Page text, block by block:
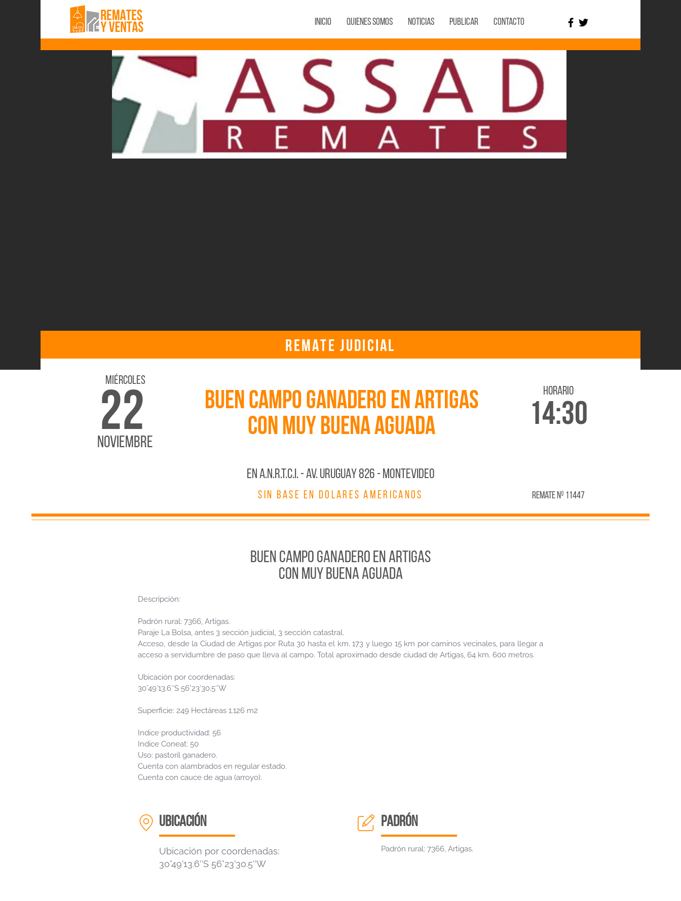
Inicio Quienes Somos Noticias Publicar Contacto
REMATE JUDICIAL
NOVIEMBRE
22
Miércoles
BUEN CAMPO GANADERO EN ARTIGAS
CON MUY BUENA AGUADA
horario
14:30
En A.N.R.T.C.I. - AV. URUGUAY 826 - MONTEVIDEO
SIN BASE EN DOLARES AMERICANOS Remate Nº 11447
BUEN CAMPO GANADERO EN ARTIGAS
CON MUY BUENA AGUADA
Descripción:
Padrón rural: 7366, Artigas.
Paraje La Bolsa, antes 3 sección judicial, 3 sección catastral.
Acceso, desde la Ciudad de Artigas por Ruta 30 hasta el km. 173 y luego 15 km por caminos vecinales, para llegar a
acceso a servidumbre de paso que lleva al campo. Total aproximado desde ciudad de Artigas, 64 km. 600 metros.
Ubicación por coordenadas:
30°49’13.6″S 56°23’30.5″W
Superficie: 249 Hectáreas 1.126 m2
Indice productividad: 56
Indice Coneat: 50
Uso: pastoril ganadero.
Cuenta con alambrados en regular estado.
Cuenta con cauce de agua (arroyo).
ubicación
Ubicación por coordenadas:
30°49’13.6″S 56°23’30.5″W
padrón
Padrón rural: 7366, Artigas.